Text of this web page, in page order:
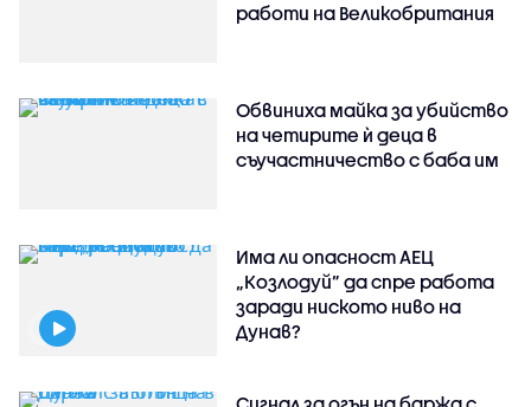
работи на Великобритания
Обвиниха майка за убийство
на четирите ѝ деца в
съучастничество с баба им
Има ли опасност АЕЦ
„Козлодуй” да спре работа
заради ниското ниво на
Дунав?